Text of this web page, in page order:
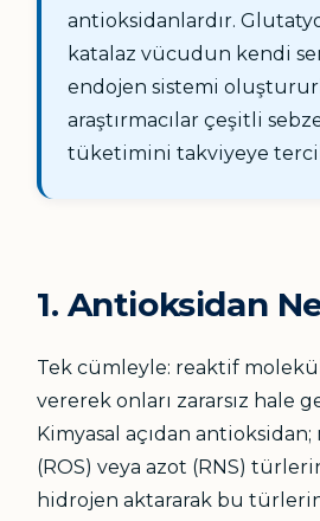
antioksidanlardır.
katalaz vücudun kendi
endojen sistemi
araştırmacılar çeşitli
tüketimini takviyeye
1. Antioksidan
Tek cümleyle: reaktif
vererek onları zararsız hale
Kimyasal açıdan
(ROS) veya azot (RNS)
hidrojen aktararak bu